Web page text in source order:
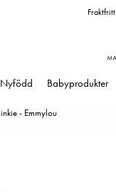
Nyfödd Babyprodukter
- Emmylou